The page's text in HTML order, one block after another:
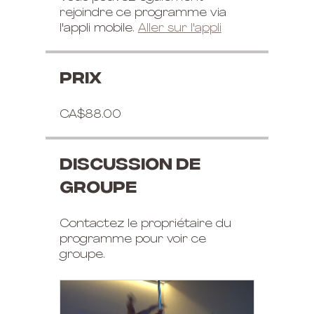
rejoindre ce programme via
l'appli mobile. Aller sur l'appli
Prix
CA$88.00
Discussion de
groupe
Contactez le propriétaire du
programme pour voir ce
groupe.